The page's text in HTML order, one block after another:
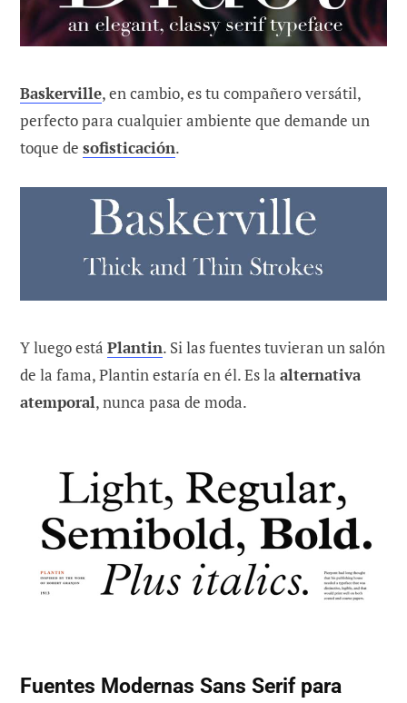
Baskerville, en cambio, es tu compañero versátil,
perfecto para cualquier ambiente que demande un
toque de sofisticación.
Y luego está Plantin. Si las fuentes tuvieran un salón
de la fama, Plantin estaría en él. Es la alternativa
atemporal, nunca pasa de moda.
Fuentes Modernas Sans Serif para